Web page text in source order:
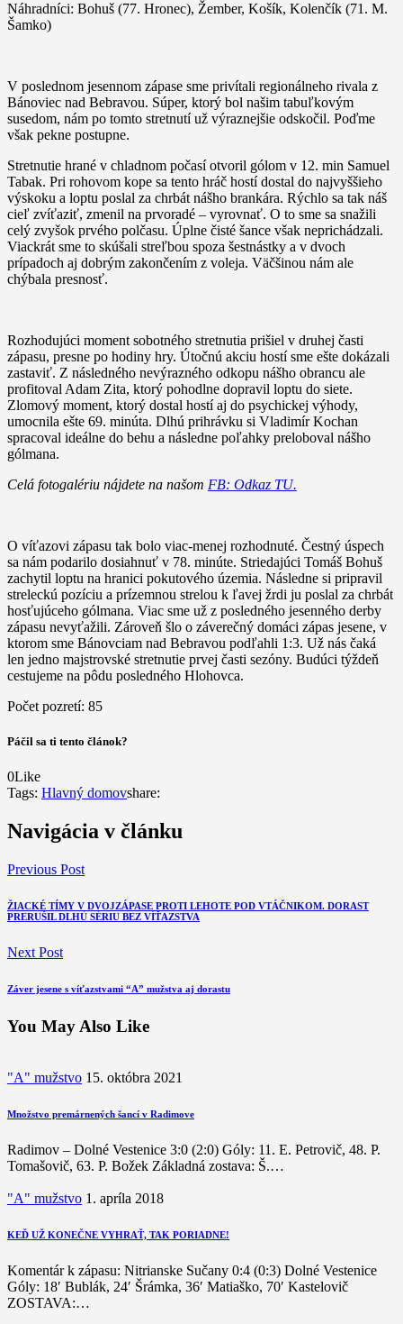
Náhradníci: Bohuš (77. Hronec), Žember, Košík, Kolenčík (71. M.
Šamko)
V poslednom jesennom zápase sme privítali regionálneho rivala z
Bánoviec nad Bebravou. Súper, ktorý bol našim tabuľkovým
susedom, nám po tomto stretnutí už výraznejšie odskočil. Poďme
však pekne postupne.
Stretnutie hrané v chladnom počasí otvoril gólom v 12. min Samuel
Tabak. Pri rohovom kope sa tento hráč hostí dostal do najvyššieho
výskoku a loptu poslal za chrbát nášho brankára. Rýchlo sa tak náš
cieľ zvíťaziť, zmenil na prvoradé – vyrovnať. O to sme sa snažili
celý zvyšok prvého polčasu. Úplne čisté šance však neprichádzali.
Viackrát sme to skúšali streľbou spoza šestnástky a v dvoch
prípadoch aj dobrým zakončením z voleja. Väčšinou nám ale
chýbala presnosť.
Rozhodujúci moment sobotného stretnutia prišiel v druhej časti
zápasu, presne po hodiny hry. Útočnú akciu hostí sme ešte dokázali
zastaviť. Z následného nevýrazného odkopu nášho obrancu ale
profitoval Adam Zita, ktorý pohodlne dopravil loptu do siete.
Zlomový moment, ktorý dostal hostí aj do psychickej výhody,
umocnila ešte 69. minúta. Dlhú prihrávku si Vladimír Kochan
spracoval ideálne do behu a následne poľahky preloboval nášho
gólmana.
Celá fotogalériu nájdete na našom FB: Odkaz TU.
O víťazovi zápasu tak bolo viac-menej rozhodnuté. Čestný úspech
sa nám podarilo dosiahnuť v 78. minúte. Striedajúci Tomáš Bohuš
zachytil loptu na hranici pokutového územia. Následne si pripravil
streleckú pozíciu a prízemnou strelou k ľavej žrdi ju poslal za chrbát
hosťujúceho gólmana. Viac sme už z posledného jesenného derby
zápasu nevyťažili. Zároveň šlo o záverečný domáci zápas jesene, v
ktorom sme Bánovciam nad Bebravou podľahli 1:3. Už nás čaká
len jedno majstrovské stretnutie prvej časti sezóny. Budúci týždeň
cestujeme na pôdu posledného Hlohovca.
Počet pozretí: 85
Páčil sa ti tento článok?
0Like
Tags: Hlavný domovshare:
Navigácia v článku
Previous Post
ŽIACKÉ TÍMY V DVOJZÁPASE PROTI LEHOTE POD VTÁČNIKOM. DORAST
PRERUŠIL DLHÚ SÉRIU BEZ VÍŤAZSTVA
Next Post
Záver jesene s víťazstvami “A” mužstva aj dorastu
You May Also Like
"A" mužstvo 15. októbra 2021
Množstvo premárnených šancí v Radimove
Radimov – Dolné Vestenice 3:0 (2:0) Góly: 11. E. Petrovič, 48. P.
Tomašovič, 63. P. Božek Základná zostava: Š.…
"A" mužstvo 1. apríla 2018
KEĎ UŽ KONEČNE VYHRAŤ, TAK PORIADNE!
Komentár k zápasu: Nitrianske Sučany 0:4 (0:3) Dolné Vestenice
Góly: 18′ Bublák, 24′ Šrámka, 36′ Matiaško, 70′ Kastelovič
ZOSTAVA:…